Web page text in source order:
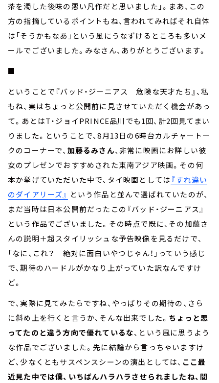
茶を濁した後味の悪い凡作だと思いました」。まあ、この
方の指摘しているポイントもね、言われてみればそれ自体
は「そうかもなあ」という風にうなずけるところも多いメ
ールでございました。みなさん、ありがとうございます。
■
ということで『バッド・ジーニアス 危険な天才たち』、私
もね、実はちょっと公開前に見させていただく機会があっ
て。あとはT・ジョイPRINCE品川でも1回、計2回見てまい
りました。ということで、8月13日の6時台カルチャートー
クのコーナーで、 加藤るみさん、非常に映画にお詳しい彼
女のプレゼンでおすすめされた東南アジア映画。その何
本か挙げていただいた中で、タイ映画としては 『すれ違い
のダイアリーズ』 という作品と並んで選ばれていたのが、
まだ当時は日本公開前だったこの『バッド・ジーニアス』
という作品でございました。その時点で既に、その加藤さ
んの説明＋超スタイリッシュな予告映像を見るだけで、
「なに、これ？ 絶対に面白いやつじゃん！」っていう感じ
で、期待のハードルがかなり上がっていた訳なんですけ
ど。
で、実際に見てみたらですね、やっぱりその期待の、さら
に斜め上を行くと言うか、そんな出来でした。 ちょっと思
ってたのと違う方向で優れているな、という風に思うよう
な作品でございました。先に結論から言っちゃいますけ
ど、少なくともサスペンスシーンの演出としては、 ここ最
近見た中では僕、いちばんハラハラさせられましたね、間